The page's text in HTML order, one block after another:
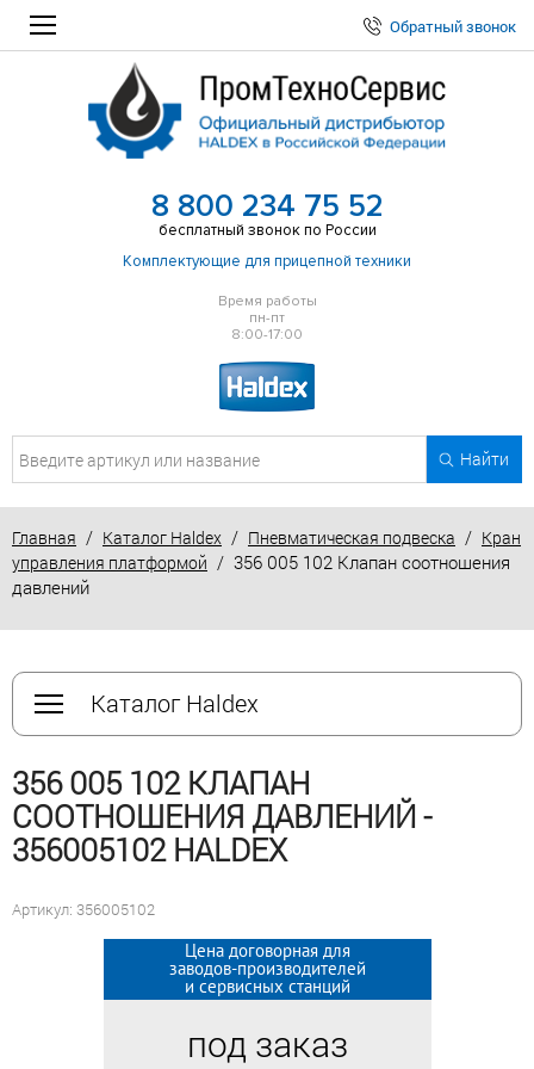
Обратный звонок
8 800 234 75 52
бесплатный звонок по России
Комплектующие для прицепной техники
Время работы
пн-пт
8:00-17:00
Найти
Главная / Каталог Haldex / Пневматическая подвеска / Кран
управления платформой / 356 005 102 Клапан соотношения
давлений
Каталог Haldex
356 005 102 КЛАПАН
СООТНОШЕНИЯ ДАВЛЕНИЙ -
356005102 HALDEX
Артикул: 356005102
Цена договорная для
заводов-производителей
и сервисных станций
под заказ
Цена договорная для
заводов-производителей
и сервисных станций
под заказ